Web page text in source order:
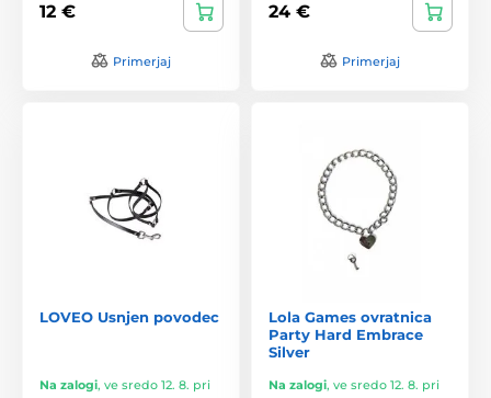
12 €
Primerjaj
24 €
Primerjaj
LOVEO Usnjen povodec
Na zalogi, ve sredo 12. 8. pri
Lola Games ovratnica
Party Hard Embrace
Silver
Na zalogi, ve sredo 12. 8. pri